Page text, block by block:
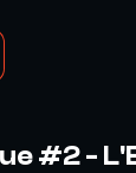
#2 -